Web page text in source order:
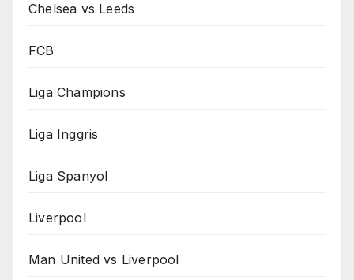
Chelsea vs Leeds
FCB
Liga Champions
Liga Inggris
Liga Spanyol
Liverpool
Man United vs Liverpool